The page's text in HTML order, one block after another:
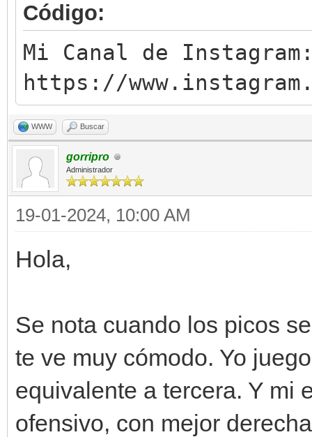
Código:
Mi Canal de
https://
WWW Buscar
gorripro
Administrador
19-01-2024, 10:00 AM
Hola,
Se nota cuando los picos
te ve muy cómodo. Yo
equivalente a tercera. Y mi
ofensivo, con mejor